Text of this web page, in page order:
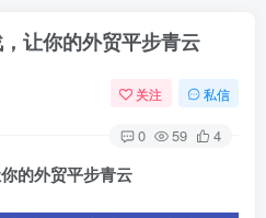
让你的外贸平步青云
关注 私信
0 59 4
你的外贸平步青云